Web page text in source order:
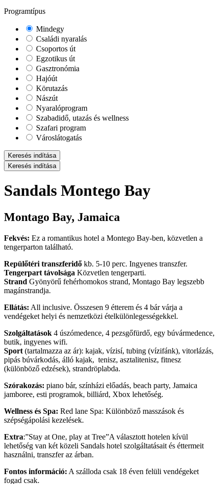
Programtípus
Mindegy
Családi nyaralás
Csoportos út
Egzotikus út
Gasztronómia
Hajóút
Körutazás
Nászút
Nyaralóprogram
Szabadidő, utazás és wellness
Szafari program
Városlátogatás
Keresés indítása
Keresés indítása
Sandals Montego Bay
Montago Bay, Jamaica
Fekvés: Ez a romantikus hotel a Montego Bay-ben, közvetlen a
tengerparton található.
Repülőtéri transzferidő kb. 5-10 perc. Ingyenes transzfer.
Tengerpart távolsága Közvetlen tengerparti.
Strand Gyönyörű fehérhomokos strand, Montago Bay legszebb
magánstrandja.
Ellátás: All inclusive. Összesen 9 étterem és 4 bár várja a
vendégeket helyi és nemzetközi ételkülönlegességekkel.
Szolgáltatások 4 úszómedence, 4 pezsgőfürdő, egy búvármedence,
butik, ingyenes wifi.
Sport (tartalmazza az ár): kajak, vízisí, tubing (vízifánk), vitorlázás,
pipás búvárkodás, álló kajak, tenisz, asztalitenisz, fitnesz
(különböző edzések), strandröplabda.
Szórakozás: piano bár, színházi előadás, beach party, Jamaica
jamboree, esti programok, billiárd, Xbox lehetőség.
Wellness és Spa: Red lane Spa: Különböző masszások és
szépségápolási kezelések.
Extra:”Stay at One, play at Tree”A választott hotelen kívül
lehetőség van két közeli Sandals hotel szolgáltatásait és éttermeit
használni, transzfer az árban.
Fontos információ: A szálloda csak 18 éven felüli vendégeket
fogad csak.